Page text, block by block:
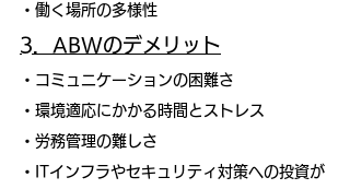
・働く場所の多様性
3．ABWのデメリット
・コミュニケーションの困難さ
・環境適応にかかる時間とストレス
・労務管理の難しさ
・ITインフラやセキュリティ対策への投資が